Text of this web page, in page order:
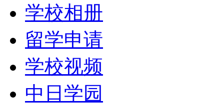
学校相册
留学申请
学校视频
中日学园